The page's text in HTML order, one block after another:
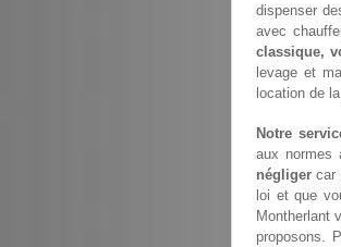
dispenser
avec
classique,
levage et
location de
Notre
aux
négliger car
loi et que
Montherlant
proposons.